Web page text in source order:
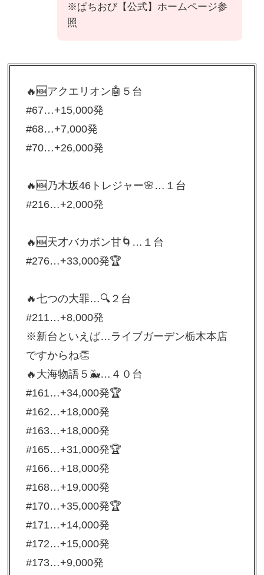
※ぱちおび【公式】ホームページ参
照
🔥🆕アクエリオン🤖５台
#67…+15,000発
#68…+7,000発
#70…+26,000発
🔥🆕乃木坂46トレジャー🌸…１台
#216…+2,000発
🔥🆕天才バカボン甘🌀…１台
#276…+33,000発🏆
🔥七つの大罪…🔍２台
#211…+8,000発
※新台といえば…ライブガーデン栃木本店
ですからね👏
🔥大海物語５🐳…４０台
#161…+34,000発🏆
#162…+18,000発
#163…+18,000発
#165…+31,000発🏆
#166…+18,000発
#168…+19,000発
#170…+35,000発🏆
#171…+14,000発
#172…+15,000発
#173…+9,000発